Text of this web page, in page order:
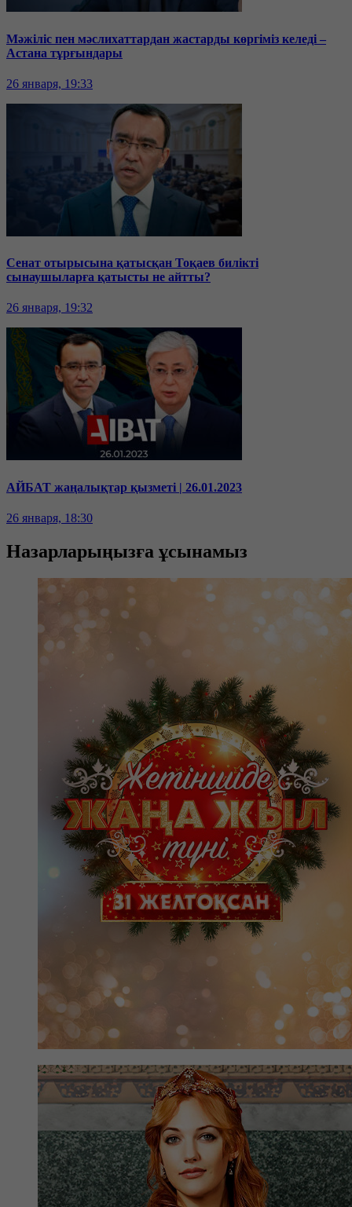
Мәжіліс пен мәслихаттардан жастарды көргіміз келеді –
Астана тұрғындары
26 января, 19:33
Сенат отырысына қатысқан Тоқаев билікті
сынаушыларға қатысты не айтты?
26 января, 19:32
АЙБАТ жаңалықтар қызметі | 26.01.2023
26 января, 18:30
Назарларыңызға ұсынамыз